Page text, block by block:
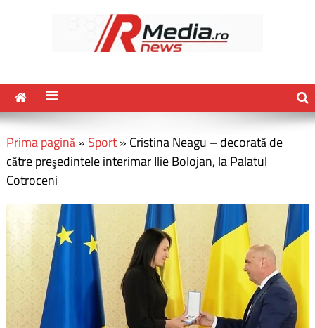
Prima pagină» Sport» Cristina Neagu – decorată de
către preşedintele interimar Ilie Bolojan, la Palatul
Cotroceni